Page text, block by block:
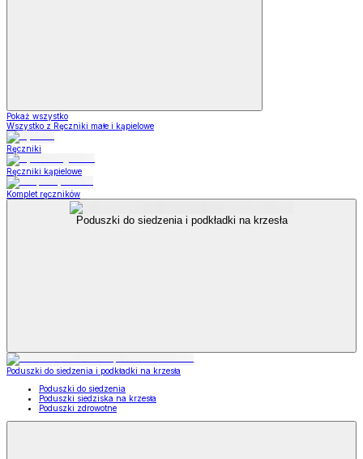
Pokaż wszystko
Wszystko z Ręczniki małe i kąpielowe
Ręczniki
Ręczniki kąpielowe
Komplet ręczników
Poduszki do siedzenia i podkładki na krzesła
Poduszki do siedzenia i podkładki na krzesła
Poduszki do siedzenia
Poduszki siedziska na krzesła
Poduszki zdrowotne